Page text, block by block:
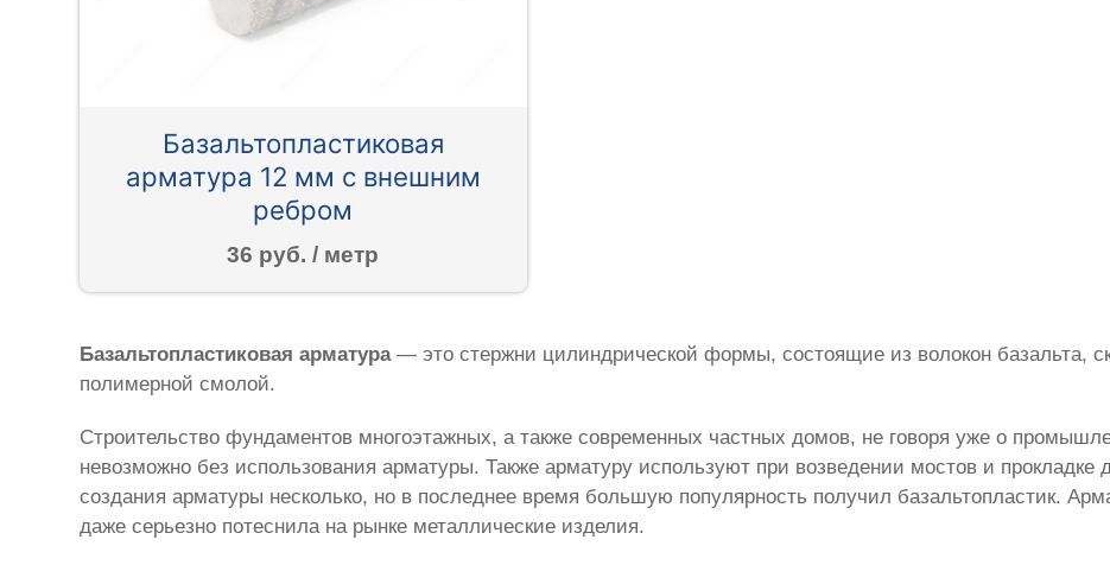
Базальтопластиковая
арматура 12 мм с внешним
ребром
36 руб. / метр
Базальтопластиковая арматура— это стержни цилиндрической формы, состоящие из волокон базальта,
полимерной смолой.
Строительство фундаментов многоэтажных, а также современных частных домов, не говоря уже о
невозможно без использования арматуры. Также арматуру используют при возведении мостов и
создания арматуры несколько, но в последнее время большую популярность получил базальтопластик.
даже серьезно потеснила на рынке металлические изделия.